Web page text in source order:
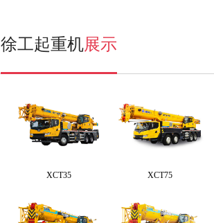
徐工起重机展示
XCT35 XCT75